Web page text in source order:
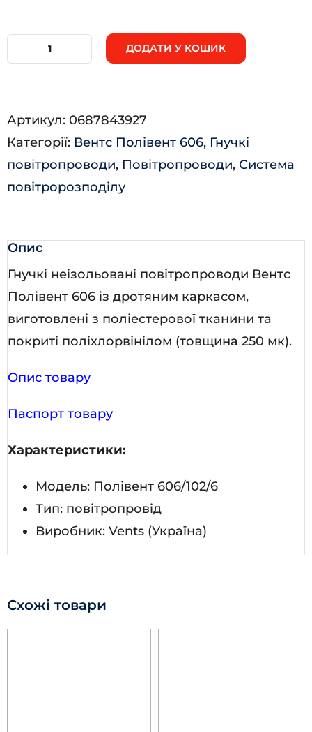
Полівент
ДОДАТИ У КОШИК
Артикул: 0687843927
Категорії: Вентс Полівент 606, Гнучкі
повітропроводи, Повітропроводи, Система
повітророзподілу
Опис
Гнучкі неізольовані повітропроводи Вентс
Полівент 606 із дротяним каркасом,
виготовлені з поліестерової тканини та
покриті поліхлорвінілом (товщина 250 мк).
Опис товару
Паспорт товару
Характеристики:
Модель: Полівент 606/102/6
Тип: повітропровід
Виробник: Vents (Україна)
Схожі товари